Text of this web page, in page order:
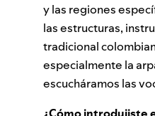
y las regiones
las estructuras,
tradicional
especialmente la
escucháramos las